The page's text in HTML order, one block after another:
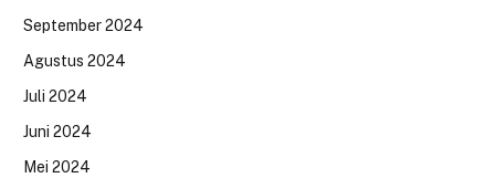
September 2024
Agustus 2024
Juli 2024
Juni 2024
Mei 2024